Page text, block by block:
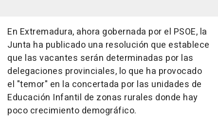
En Extremadura, ahora gobernada por el PSOE, la
Junta ha publicado una resolución que establece
que las vacantes serán determinadas por las
delegaciones provinciales, lo que ha provocado
el "temor" en la concertada por las unidades de
Educación Infantil de zonas rurales donde hay
poco crecimiento demográfico.